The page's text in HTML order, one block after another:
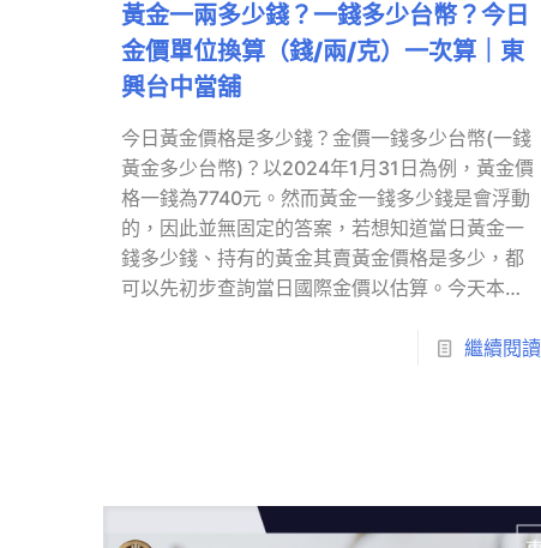
黃金一兩多少錢？一錢多少台幣？今日
金價單位換算（錢/兩/克）一次算｜東
興台中當舖
今日黃金價格是多少錢？金價一錢多少台幣(一錢
黃金多少台幣)？以2024年1月31日為例，黃金價
格一錢為7740元。然而黃金一錢多少錢是會浮動
的，因此並無固定的答案，若想知道當日黃金一
錢多少錢、持有的黃金其賣黃金價格是多少，都
可以先初步查詢當日國際金價以估算。今天本篇
錢多少錢與黃金一兩多少錢之間的換算，幫助你
繼續閱讀